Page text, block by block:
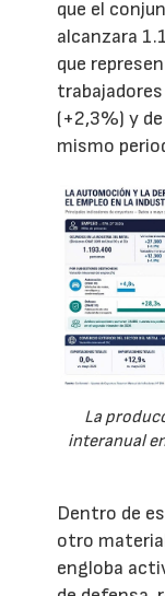
que el
alcanzara
que
(+2,3%) y
mismo
La
interanual
Dentro de
otro
engloba